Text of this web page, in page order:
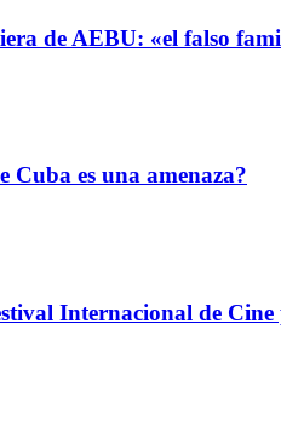
de AEBU: «el falso
Cuba es una amenaza?
Internacional de